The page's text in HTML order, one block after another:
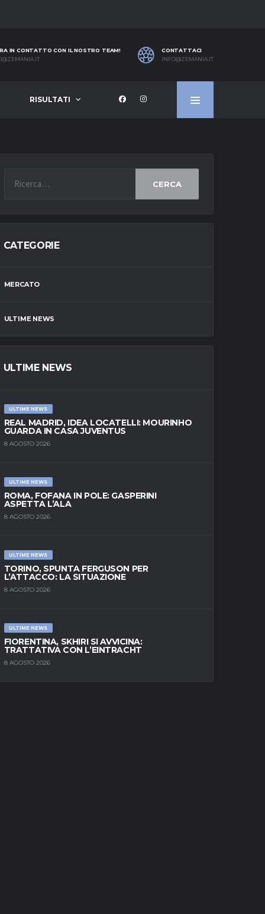
IN CONTATTO CON IL NOSTRO TEAM!
CONTATTACI
INFO@ZEMANIA.IT
RISULTATI
CERCA
CATEGORIE
MERCATO
ULTIME NEWS
ULTIME NEWS
ULTIME NEWS
REAL MADRID, IDEA LOCATELLI: MOURINHO
GUARDA IN CASA JUVENTUS
8 AGOSTO 2026
ULTIME NEWS
ROMA, FOFANA IN POLE: GASPERINI
ASPETTA L’ALA
8 AGOSTO 2026
ULTIME NEWS
TORINO, SPUNTA FERGUSON PER
L’ATTACCO: LA SITUAZIONE
8 AGOSTO 2026
ULTIME NEWS
FIORENTINA, SKHIRI SI AVVICINA:
TRATTATIVA CON L’EINTRACHT
8 AGOSTO 2026